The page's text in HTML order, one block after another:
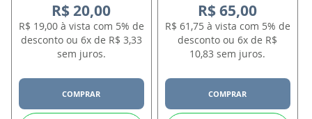
R$ 20,00
R$ 19,00 à vista com 5% de
desconto ou 6x de R$ 3,33
sem juros.
COMPRAR
R$ 65,00
R$ 61,75 à vista com 5% de
desconto ou 6x de R$
10,83 sem juros.
COMPRAR